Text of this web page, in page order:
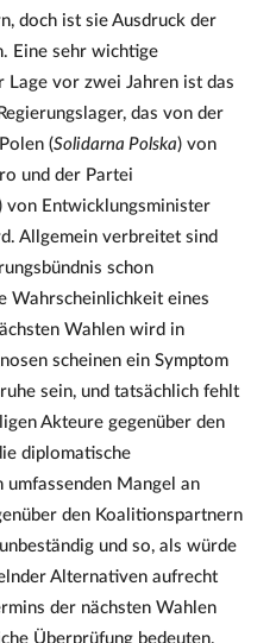
doch ist sie Ausdruck der
Eine sehr wichtige
Lage vor zwei Jahren ist das
das von der
(Solidarna Polska) von
und der Partei
von Entwicklungsminister
Allgemein verbreitet sind
schon
Wahrscheinlichkeit eines
Wahlen wird in
scheinen ein Symptom
sein, und tatsächlich fehlt
Akteure gegenüber den
diplomatische
Mangel an
den Koalitionspartnern
und so, als würde
Alternativen aufrecht
der nächsten Wahlen
Überprüfung bedeuten.